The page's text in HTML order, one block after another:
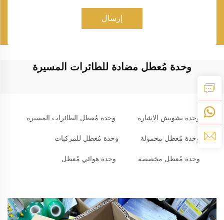
إرسال
وحدة مُعطل مضادة للطائرات المسيرة
وحدة تشويش الإشارة وحدة مُعطل الطائرات المسيرة
وحدة مُعطل محمولة وحدة مُعطل للمركبات
وحدة مُعطل مخصصة وحدة هوائي مُعطل